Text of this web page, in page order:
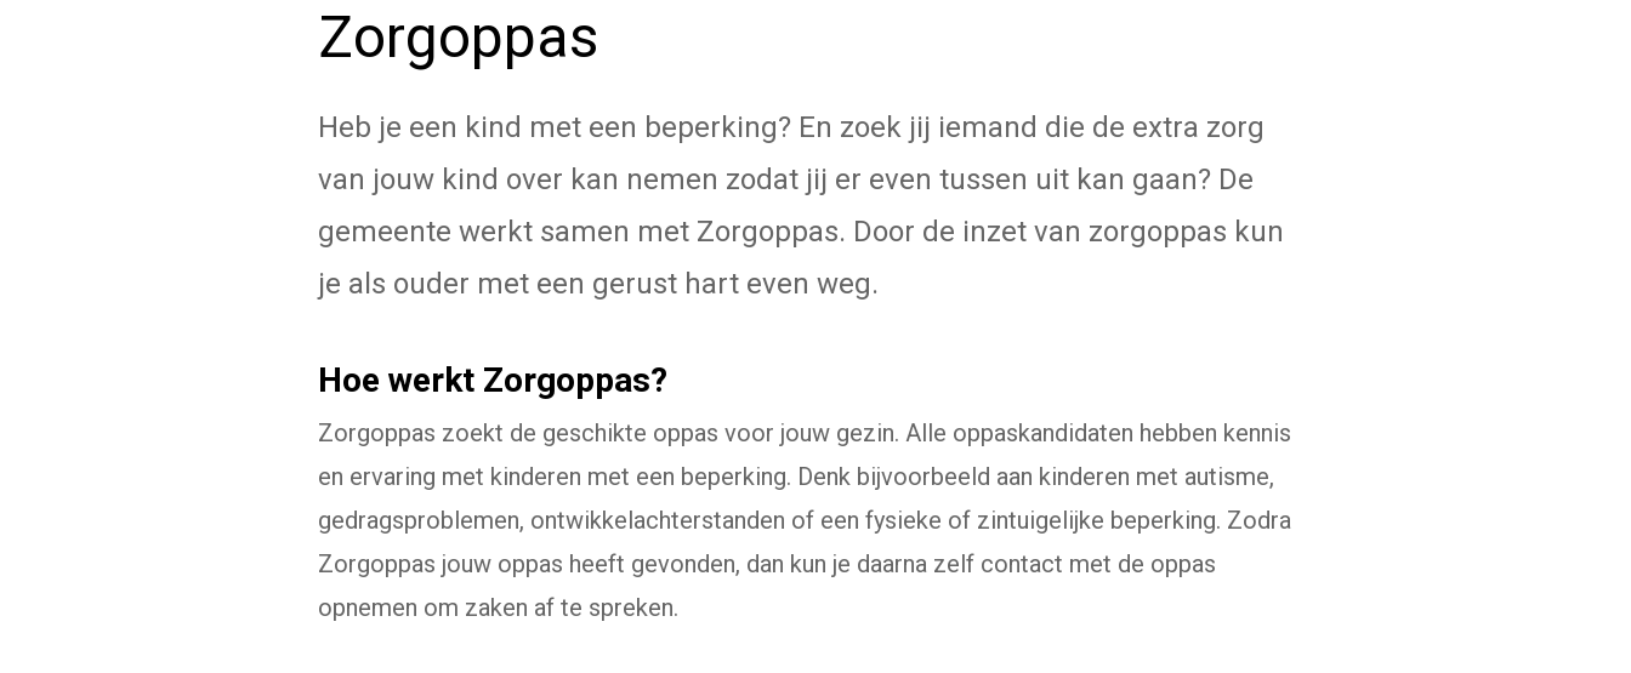
Zorgoppas
Heb je een kind met een beperking? En zoek jij iemand die de extra zorg
van jouw kind over kan nemen zodat jij er even tussen uit kan gaan? De
gemeente werkt samen met Zorgoppas. Door de inzet van zorgoppas kun
je als ouder met een gerust hart even weg.
Hoe werkt Zorgoppas?
Zorgoppas zoekt de geschikte oppas voor jouw gezin. Alle oppaskandidaten hebben kennis
en ervaring met kinderen met een beperking. Denk bijvoorbeeld aan kinderen met autisme,
gedragsproblemen, ontwikkelachterstanden of een fysieke of zintuigelijke beperking. Zodra
Zorgoppas jouw oppas heeft gevonden, dan kun je daarna zelf contact met de oppas
opnemen om zaken af te spreken.